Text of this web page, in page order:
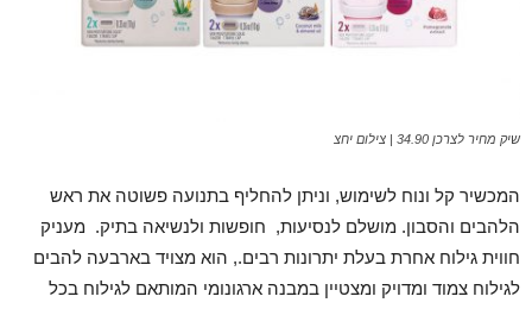
שיק מחיר לצרכן 34.90 | צילום יחצ
המכשיר קל ונוח לשימוש, וניתן להחליף בתנועה פשוטה את ראש
הלהבים והסבון. מושלם לנסיעות, חופשות ולנשיאה בתיק. מעניק
חווית גילוח אחרת בעלת יתרונות רבים., הוא מצויד בארבעה להבים
לגילוח צמוד ומדויק ומצטיין במבנה ארגונומי המותאם לגילוח בכל